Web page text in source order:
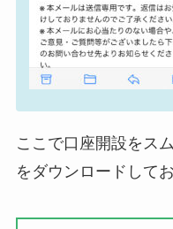
ここで口座開設をス
をダウンロードして